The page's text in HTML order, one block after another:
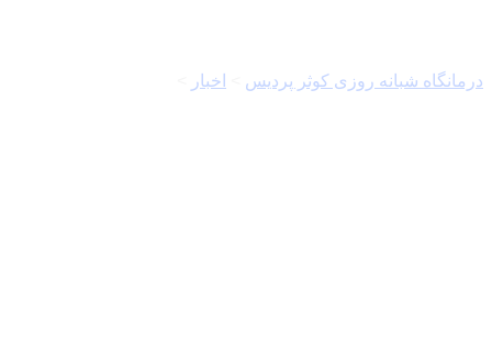
درمانگاه شبانه روزی کوثر پردیس اخبار